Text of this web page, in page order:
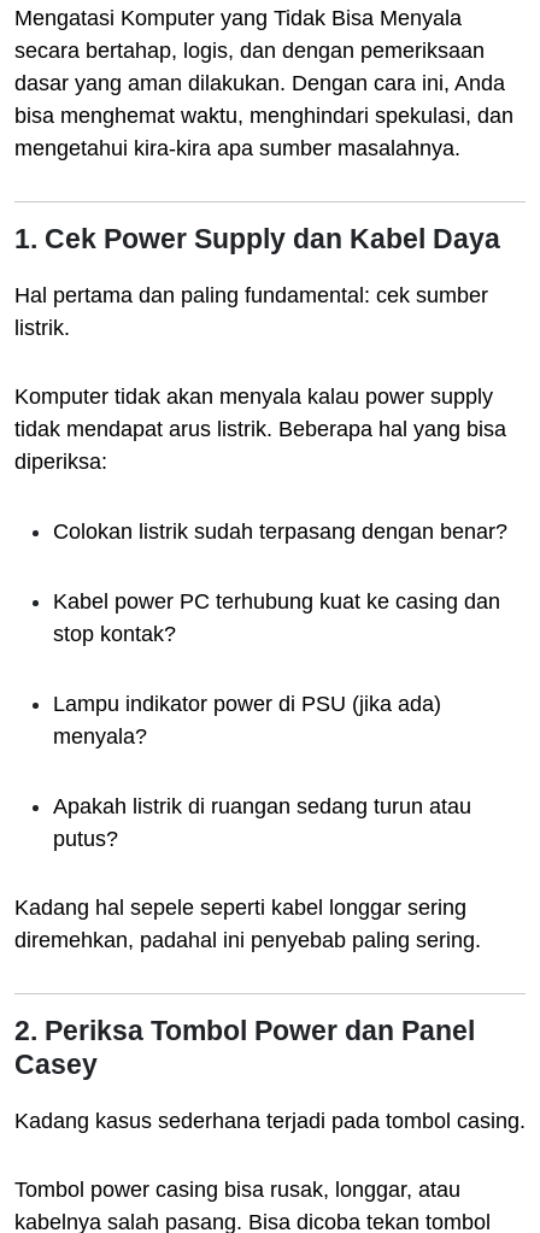
Mengatasi Komputer yang Tidak Bisa Menyala
secara bertahap, logis, dan dengan pemeriksaan
dasar yang aman dilakukan. Dengan cara ini, Anda
bisa menghemat waktu, menghindari spekulasi, dan
mengetahui kira-kira apa sumber masalahnya.
1. Cek Power Supply dan Kabel Daya
Hal pertama dan paling fundamental: cek sumber
listrik.
Komputer tidak akan menyala kalau power supply
tidak mendapat arus listrik. Beberapa hal yang bisa
diperiksa:
Colokan listrik sudah terpasang dengan benar?
Kabel power PC terhubung kuat ke casing dan
stop kontak?
Lampu indikator power di PSU (jika ada)
menyala?
Apakah listrik di ruangan sedang turun atau
putus?
Kadang hal sepele seperti kabel longgar sering
diremehkan, padahal ini penyebab paling sering.
2. Periksa Tombol Power dan Panel
Casey
Kadang kasus sederhana terjadi pada tombol casing.
Tombol power casing bisa rusak, longgar, atau
kabelnya salah pasang. Bisa dicoba tekan tombol